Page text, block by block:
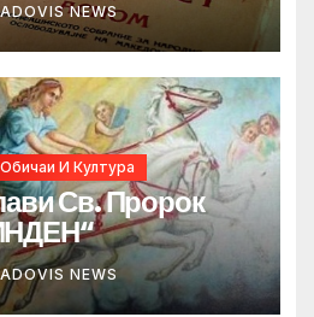
NEWS
И Култура
Св. Пророк
NEWS